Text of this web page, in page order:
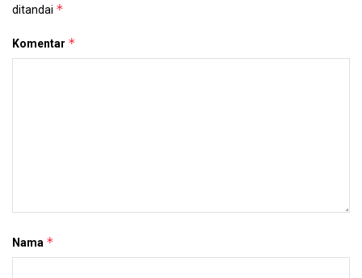
ditandai *
Komentar *
Nama *